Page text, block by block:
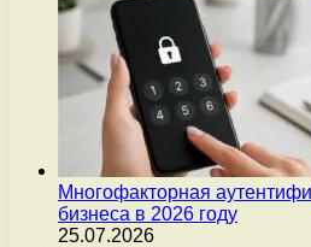
Многофакторная
бизнеса в 2026 году
25.07.2026